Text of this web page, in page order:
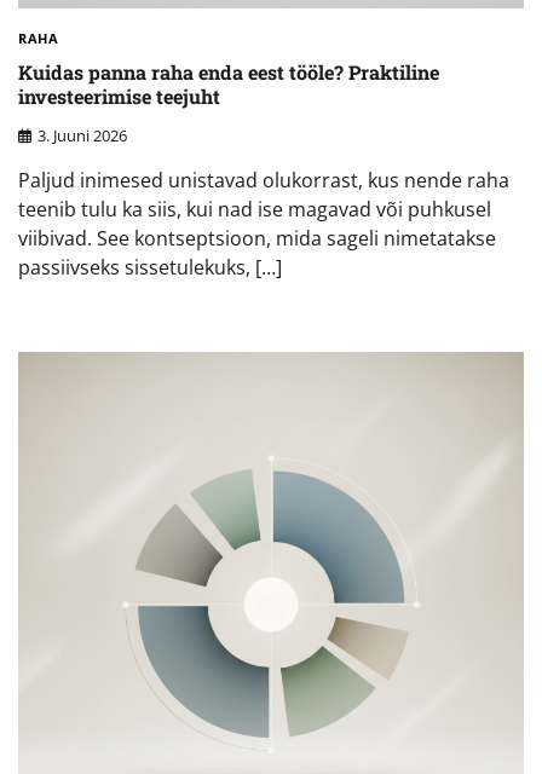
RAHA
Kuidas panna raha enda eest tööle? Praktiline
investeerimise teejuht
3. Juuni 2026
Paljud inimesed unistavad olukorrast, kus nende raha
teenib tulu ka siis, kui nad ise magavad või puhkusel
viibivad. See kontseptsioon, mida sageli nimetatakse
passiivseks sissetulekuks, […]